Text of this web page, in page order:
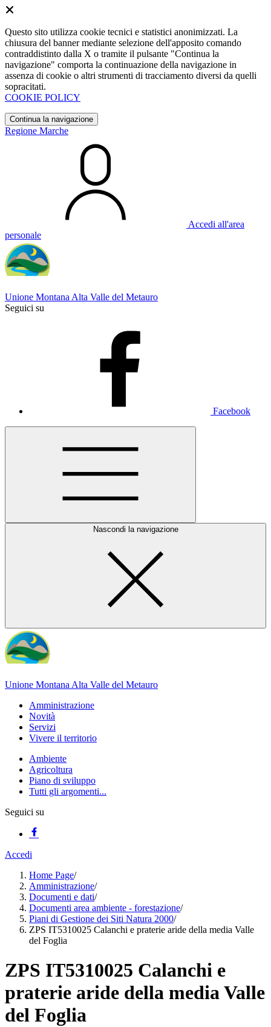
Questo sito utilizza cookie tecnici e statistici anonimizzati. La
chiusura del banner mediante selezione dell'apposito comando
contraddistinto dalla X o tramite il pulsante "Continua la
navigazione" comporta la continuazione della navigazione in
assenza di cookie o altri strumenti di tracciamento diversi da quelli
sopracitati.
COOKIE POLICY
Continua la navigazione
Regione Marche
Accedi all'area
personale
Unione Montana Alta Valle del Metauro
Seguici su
Facebook
Nascondi la navigazione
Unione Montana Alta Valle del Metauro
Amministrazione
Novità
Servizi
Vivere il territorio
Ambiente
Agricoltura
Piano di sviluppo
Tutti gli argomenti...
Seguici su
Accedi
Home Page/
Amministrazione/
Documenti e dati/
Documenti area ambiente - forestazione/
Piani di Gestione dei Siti Natura 2000/
ZPS IT5310025 Calanchi e praterie aride della media Valle
del Foglia
ZPS IT5310025 Calanchi e
praterie aride della media Valle
del Foglia